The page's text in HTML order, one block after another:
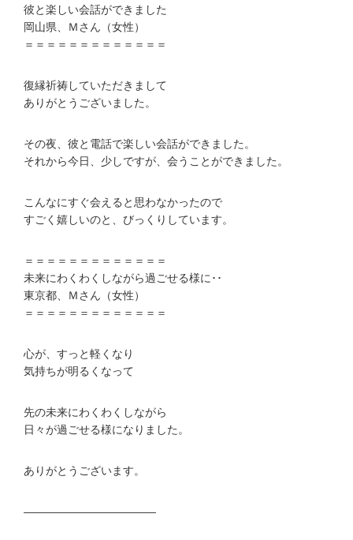
彼と楽しい会話ができました
岡山県、Ｍさん（女性）
＝＝＝＝＝＝＝＝＝＝＝＝＝
復縁祈祷していただきまして
ありがとうございました。
その夜、彼と電話で楽しい会話ができました。
それから今日、少しですが、会うことができました。
こんなにすぐ会えると思わなかったので
すごく嬉しいのと、びっくりしています。
＝＝＝＝＝＝＝＝＝＝＝＝＝
未来にわくわくしながら過ごせる様に･･
東京都、Ｍさん（女性）
＝＝＝＝＝＝＝＝＝＝＝＝＝
心が、すっと軽くなり
気持ちが明るくなって
先の未来にわくわくしながら
日々が過ごせる様になりました。
ありがとうございます。
————————————